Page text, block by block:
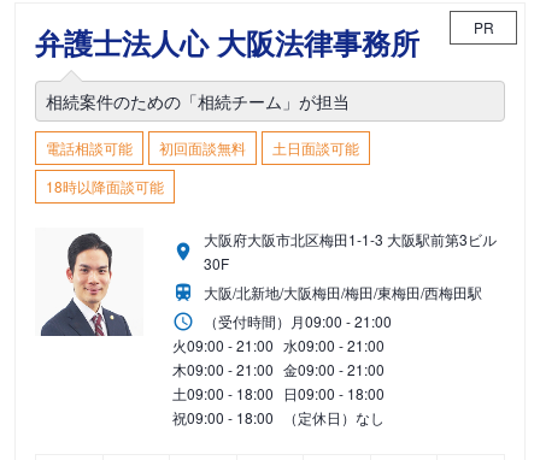
弁護士法人心 大阪法律事務所 PR
相続案件のための「相続チーム」が担当
電話相談可能 初回面談無料
土日面談可能
18時以降面談可能
大阪府大阪市北区梅田1-1-3 大阪駅前第3ビル
30F
大阪/北新地/大阪梅田/梅田/東梅田/西梅田駅
（受付時間） 月09:00 - 21:00
火09:00 - 21:00 水09:00 - 21:00
木09:00 - 21:00 金09:00 - 21:00
土09:00 - 18:00 日09:00 - 18:00
祝09:00 - 18:00 （定休日）なし